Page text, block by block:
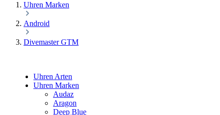
Uhren Marken
Android
Divemaster GTM
Uhren Arten
Uhren Marken
Audaz
Aragon
Deep Blue